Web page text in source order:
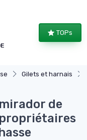
TOPs
Gilets et harnais
de